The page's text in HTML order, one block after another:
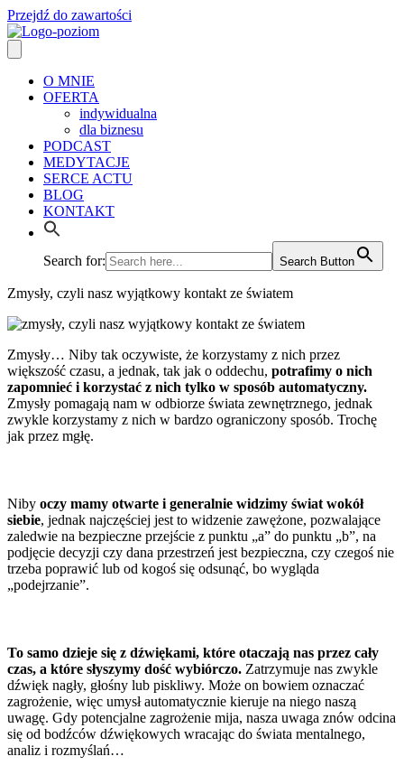
Przejdź do zawartości
O MNIE
OFERTA
indywidualna
dla biznesu
PODCAST
MEDYTACJE
SERCE ACTU
BLOG
KONTAKT
Search for: Search Button
Zmysły, czyli nasz wyjątkowy kontakt ze światem
Zmysły… Niby tak oczywiste, że korzystamy z nich przez
większość czasu, a jednak, tak jak o oddechu, potrafimy o nich
zapomnieć i korzystać z nich tylko w sposób automatyczny.
Zmysły pomagają nam w odbiorze świata zewnętrznego, jednak
zwykle korzystamy z nich w bardzo ograniczony sposób. Trochę
jak przez mgłę.
Niby oczy mamy otwarte i generalnie widzimy świat wokół
siebie, jednak najczęściej jest to widzenie zawężone, pozwalające
zaledwie na bezpieczne przejście z punktu „a” do punktu „b”, na
podjęcie decyzji czy dana przestrzeń jest bezpieczna, czy czegoś nie
trzeba poprawić lub od kogoś się odsunąć, bo wygląda
„podejrzanie”.
To samo dzieje się z dźwiękami, które otaczają nas przez cały
czas, a które słyszymy dość wybiórczo. Zatrzymuje nas zwykle
dźwięk nagły, głośny lub piskliwy. Może on bowiem oznaczać
zagrożenie, więc umysł automatycznie kieruje na niego naszą
uwagę. Gdy potencjalne zagrożenie mija, nasza uwaga znów odcina
się od bodźców dźwiękowych wracając do świata mentalnego,
analiz i rozmyślań…